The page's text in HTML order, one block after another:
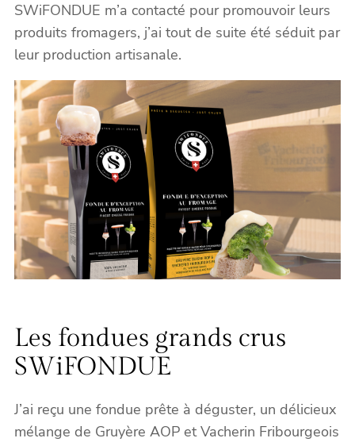
SWiFONDUE m’a contacté pour promouvoir leurs
produits fromagers, j’ai tout de suite été séduit par
leur production artisanale.
Les fondues grands crus
SWiFONDUE
J’ai reçu une fondue prête à déguster, un délicieux
mélange de Gruyère AOP et Vacherin Fribourgeois